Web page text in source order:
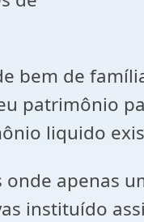
de
patrimônio
liquido
apenas
instituído